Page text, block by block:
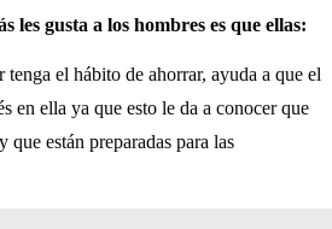
les gusta a los hombres es que ellas:
tenga el hábito de ahorrar, ayuda a que el
en ella ya que esto le da a conocer que
que están preparadas para las